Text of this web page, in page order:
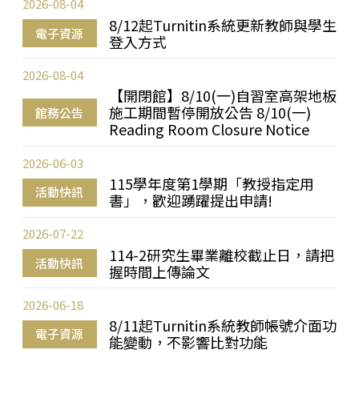
電子資源
8/12起Turnitin系統更新教師與學生
登入方式
2026-08-04
館務公告
【開閉館】8/10(一)自習室高架地板
施工期間暫停開放公告 8/10(一)
Reading Room Closure Notice
2026-08-04
活動快訊
115學年度第1學期「教授指定用
書」，歡迎踴躍提出申請!
2026-06-03
活動快訊
114-2研究生畢業離校截止日，請把
握時間上傳論文
2026-07-22
電子資源
8/11起Turnitin系統教師帳號介面功
能變動，不影響比對功能
2026-06-18